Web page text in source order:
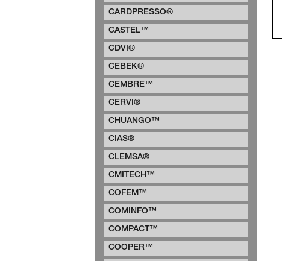
CARDPRESSO®
CASTEL™
CDVI®
CEBEK®
CEMBRE™
CERVI®
CHUANGO™
CIAS®
CLEMSA®
CMITECH™
COFEM™
COMINFO™
COMPACT™
COOPER™